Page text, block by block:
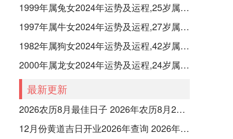
1999年属兔女2024年运势及运程,25岁属兔人2024全年每月运势女性如何
1997年属牛女2024年运势及运程,27岁属牛人2024全年每月运势女性如何
1982年属狗女2024年运势及运程,42岁属狗人2024全年每月运势女性如何
2000年属龙女2024年运势及运程,24岁属龙人2024全年每月运势女性如何
最新更新
2026农历8月最佳日子 2026年农历8月26日是多少号
12月份黄道吉日开业2026年查询 2026年12月黄道吉日开业大吉